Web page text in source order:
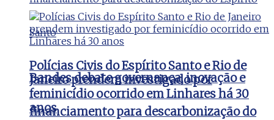
Bandes debate governança, inovação e
financiamento para descarbonização do
Polícias Civis do Espírito Santo e Rio de
Janeiro prendem investigado por
feminicídio ocorrido em Linhares há 30
anos